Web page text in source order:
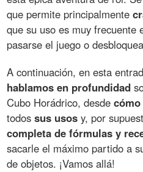
que permite principalmente
que su uso es muy frecuente
pasarse el juego o
A continuación, en esta
hablamos en profundidad
Cubo Horádrico, desde
todossus usos y, por
completa de fórmulas y
sacarle el máximo partido a
de objetos. ¡Vamos allá!